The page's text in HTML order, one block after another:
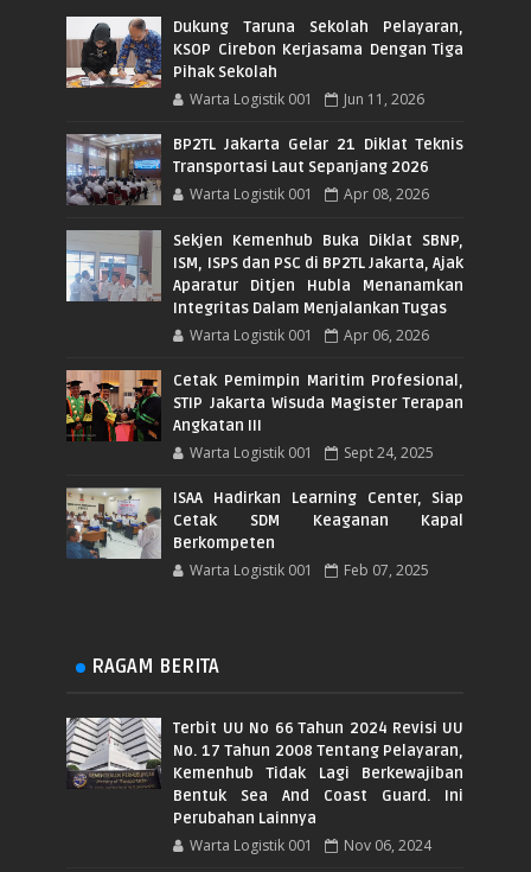
Dukung Taruna Sekolah Pelayaran,
KSOP Cirebon Kerjasama Dengan Tiga
Pihak Sekolah
Warta Logistik 001 Jun 11, 2026
BP2TL Jakarta Gelar 21 Diklat Teknis
Transportasi Laut Sepanjang 2026
Warta Logistik 001 Apr 08, 2026
Sekjen Kemenhub Buka Diklat SBNP,
ISM, ISPS dan PSC di BP2TL Jakarta, Ajak
Aparatur Ditjen Hubla Menanamkan
Integritas Dalam Menjalankan Tugas
Warta Logistik 001 Apr 06, 2026
Cetak Pemimpin Maritim Profesional,
STIP Jakarta Wisuda Magister Terapan
Angkatan III
Warta Logistik 001 Sept 24, 2025
ISAA Hadirkan Learning Center, Siap
Cetak SDM Keaganan Kapal
Berkompeten
Warta Logistik 001 Feb 07, 2025
RAGAM BERITA
Terbit UU No 66 Tahun 2024 Revisi UU
No. 17 Tahun 2008 Tentang Pelayaran,
Kemenhub Tidak Lagi Berkewajiban
Bentuk Sea And Coast Guard. Ini
Perubahan Lainnya
Warta Logistik 001 Nov 06, 2024